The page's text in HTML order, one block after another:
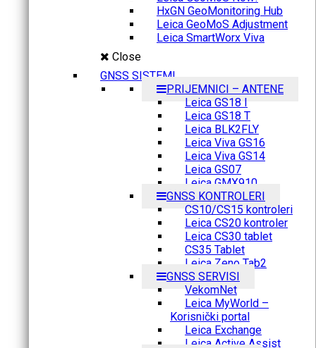
HxGN GeoMonitoring Hub
Leica GeoMoS Adjustment
Leica SmartWorx Viva
Close
GNSS SISTEMI
PRIJEMNICI – ANTENE
Leica GS18 I
Leica GS18 T
Leica BLK2FLY
Leica Viva GS16
Leica Viva GS14
Leica GS07
Leica GMX910
GNSS KONTROLERI
CS10/CS15 kontroleri
Leica CS20 kontroler
Leica CS30 tablet
CS35 Tablet
Leica Zeno Tab2
GNSS SERVISI
VekomNet
Leica MyWorld –
Korisnički portal
Leica Exchange
Leica Active Assist